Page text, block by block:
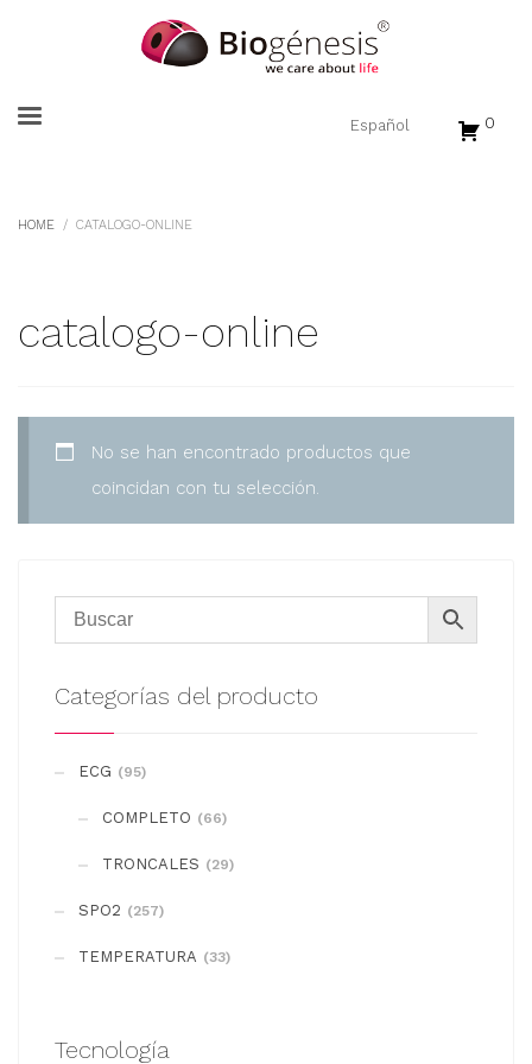
0
HOME CATALOGO-ONLINE
catalogo-online
No se han encontrado productos que
coincidan con tu selección.
Categorías del producto
ECG (95)
COMPLETO (66)
TRONCALES (29)
SPO2 (257)
TEMPERATURA (33)
Tecnología